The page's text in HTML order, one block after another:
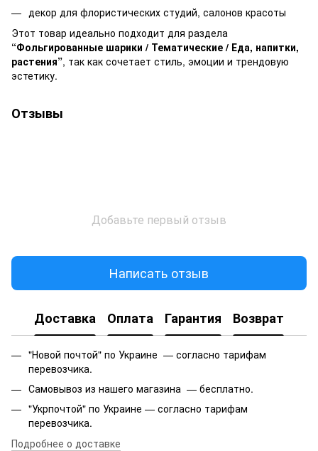
декор для флористических студий, салонов красоты
Этот товар идеально подходит для раздела
“Фольгированные шарики / Тематические / Еда, напитки,
растения”, так как сочетает стиль, эмоции и трендовую
эстетику.
Отзывы
Добавьте первый отзыв
Написать отзыв
Доставка Оплата Гарантия Возврат
"Новой почтой" по Украине — согласно тарифам
перевозчика.
Самовывоз из нашего магазина — бесплатно.
"Укрпочтой" по Украине — согласно тарифам
перевозчика.
Подробнее о доставке